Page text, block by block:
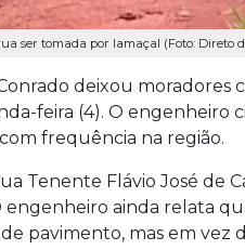
ser tomada por lamaçal (Foto: Direto
deixou moradores
feira (4). O engenheiro
frequência na região.
Tenente Flávio José de
ainda relata
pavimento, mas em vez